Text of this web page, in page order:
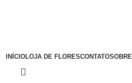
INÍCIOLOJA DE FLORESCONTATOSOBRE